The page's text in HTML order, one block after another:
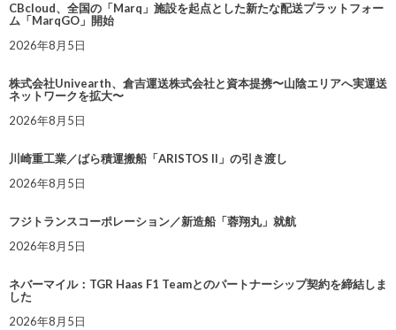
CBcloud、全国の「Marq」施設を起点とした新たな配送プラットフォー
ム「MarqGO」開始
2026年8月5日
株式会社Univearth、倉吉運送株式会社と資本提携〜山陰エリアへ実運送
ネットワークを拡大〜
2026年8月5日
川崎重工業／ばら積運搬船「ARISTOS II」の引き渡し
2026年8月5日
フジトランスコーポレーション／新造船「蓉翔丸」就航
2026年8月5日
ネバーマイル：TGR Haas F1 Teamとのパートナーシップ契約を締結しま
した
2026年8月5日